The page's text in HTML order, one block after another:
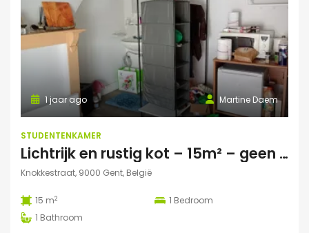
Martine Daem
1 jaar ago
STUDENTENKAMER
Lichtrijk en rustig kot – 15m² – geen domicilie
Knokkestraat, 9000 Gent, België
15 m2 1 Bedroom
1 Bathroom